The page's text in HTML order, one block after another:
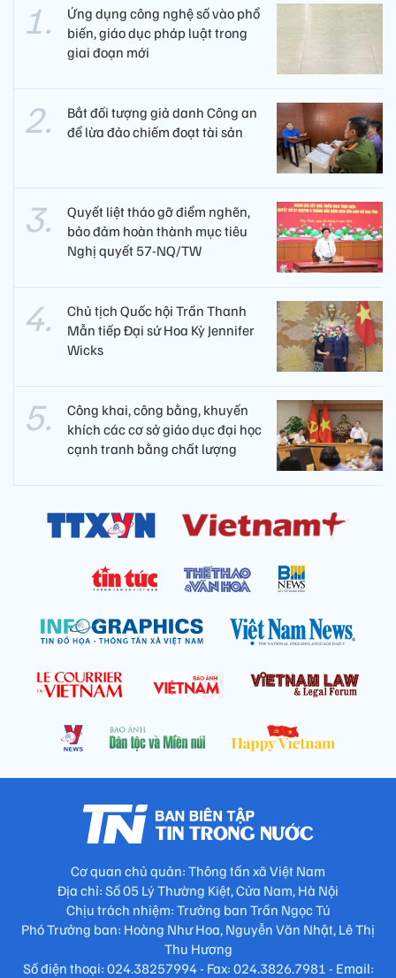
Ứng dụng công nghệ số vào phổ
biến, giáo dục pháp luật trong
giai đoạn mới
Bắt đối tượng giả danh Công an
để lừa đảo chiếm đoạt tài sản
Quyết liệt tháo gỡ điểm nghẽn,
bảo đảm hoàn thành mục tiêu
Nghị quyết 57-NQ/TW
Chủ tịch Quốc hội Trần Thanh
Mẫn tiếp Đại sứ Hoa Kỳ Jennifer
Wicks
Công khai, công bằng, khuyến
khích các cơ sở giáo dục đại học
cạnh tranh bằng chất lượng​
Cơ quan chủ quản: Thông tấn xã Việt Nam
Địa chỉ: Số 05 Lý Thường Kiệt, Cửa Nam, Hà Nội
Chịu trách nhiệm: Trưởng ban Trần Ngọc Tú
Phó Trưởng ban: Hoàng Như Hoa, Nguyễn Văn Nhật, Lê Thị
Thu Hương
Số điện thoại: 024.38257994 - Fax: 024.3826.7981 - Email: